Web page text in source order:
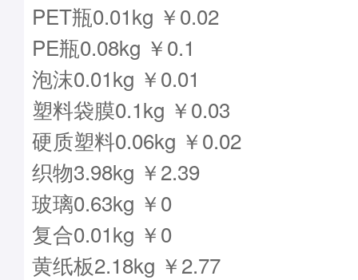
PET瓶0.01kg ￥0.02
PE瓶0.08kg ￥0.1
泡沫0.01kg ￥0.01
塑料袋膜0.1kg ￥0.03
硬质塑料0.06kg ￥0.02
织物3.98kg ￥2.39
玻璃0.63kg ￥0
复合0.01kg ￥0
黄纸板2.18kg ￥2.77